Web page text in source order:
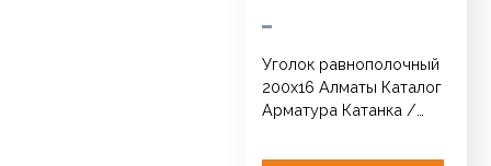
Уголок равнополочный
200х16 Алматы Каталог
Арматура Катанка /
кладочная Проволока